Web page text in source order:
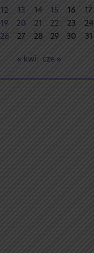
12 13 14 15 16
17
19 20 21 22 23
24
26 27 28 29 30 31
« kwi cze »